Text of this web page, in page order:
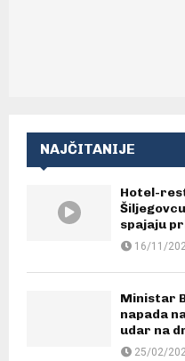
NAJČITANIJE
Hotel-
spajaju
16/11/
Ministar
napada
udar na
25/02/